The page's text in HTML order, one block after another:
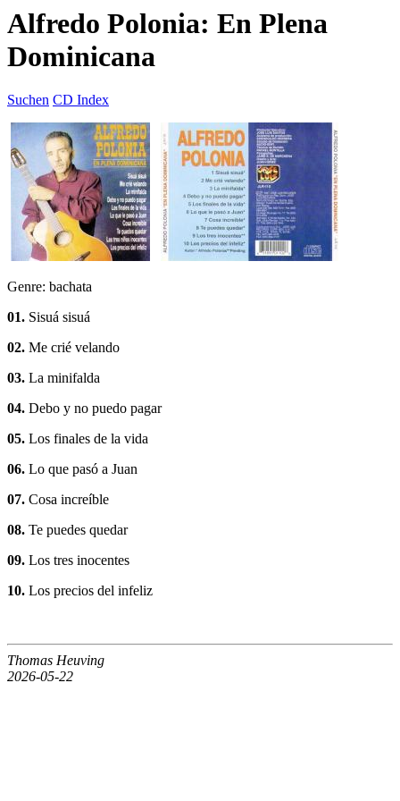
Alfredo Polonia: En Plena
Dominicana
Suchen CD Index
Genre: bachata
01. Sisuá sisuá
02. Me crié velando
03. La minifalda
04. Debo y no puedo pagar
05. Los finales de la vida
06. Lo que pasó a Juan
07. Cosa increíble
08. Te puedes quedar
09. Los tres inocentes
10. Los precios del infeliz
Thomas Heuving
2026-05-22